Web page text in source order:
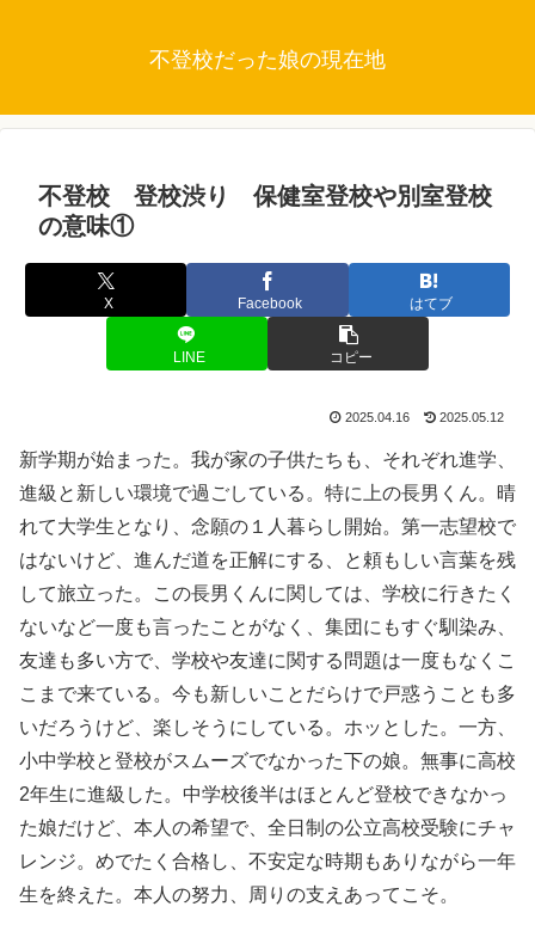
不登校だった娘の現在地
不登校 登校渋り 保健室登校や別室登校
の意味①
X Facebook はてブ
LINE コピー
2025.04.16 2025.05.12
新学期が始まった。我が家の子供たちも、それぞれ進学、
進級と新しい環境で過ごしている。特に上の長男くん。晴
れて大学生となり、念願の１人暮らし開始。第一志望校で
はないけど、進んだ道を正解にする、と頼もしい言葉を残
して旅立った。この長男くんに関しては、学校に行きたく
ないなど一度も言ったことがなく、集団にもすぐ馴染み、
友達も多い方で、学校や友達に関する問題は一度もなくこ
こまで来ている。今も新しいことだらけで戸惑うことも多
いだろうけど、楽しそうにしている。ホッとした。一方、
小中学校と登校がスムーズでなかった下の娘。無事に高校
2年生に進級した。中学校後半はほとんど登校できなかっ
た娘だけど、本人の希望で、全日制の公立高校受験にチャ
レンジ。めでたく合格し、不安定な時期もありながら一年
生を終えた。本人の努力、周りの支えあってこそ。